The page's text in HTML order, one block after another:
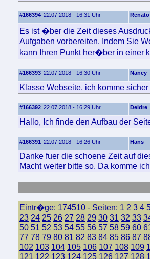
#166394 22.07.2018 - 16:31 Uhr Renato
Es ist �ber die Zeit dieses
Aufgaben vorbereiten. Indem Sie
kann Ihren Punkt her�ber in einer
#166393 22.07.2018 - 16:30 Uhr Nancy
Klasse Webseite, ich komme
#166392 22.07.2018 - 16:29 Uhr Deidre
Hallo, Ich finde den Aufbau der
#166391 22.07.2018 - 16:26 Uhr Hans
Danke fuer die schoene Zeit auf
Macht weiter bitte so. Da komme
Eintr�ge: 174510 - Seiten: 1 2 3 4
23 24 25 26 27 28 29 30 31 32 33
50 51 52 53 54 55 56 57 58 59 60
77 78 79 80 81 82 83 84 85 86 87
102 103 104 105 106 107 108 109
121 122 123 124 125 126 127 128